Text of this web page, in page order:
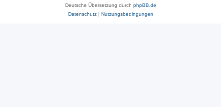
Deutsche Übersetzung durch phpBB.de
Datenschutz| Nutzungsbedingungen